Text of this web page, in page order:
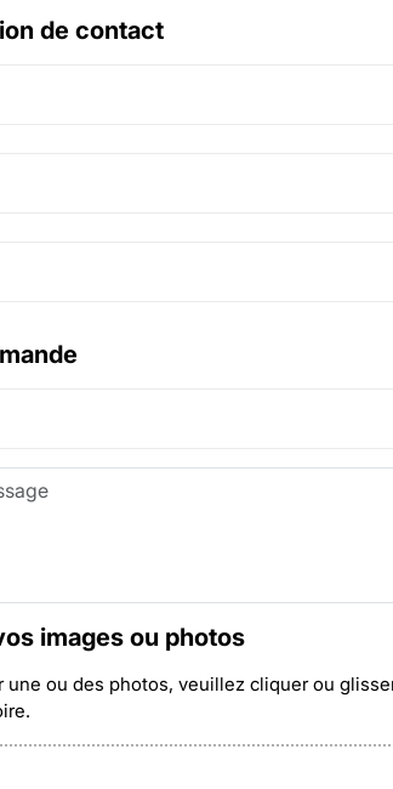
de contact
images ou photos
une ou des photos, veuillez cliquer ou